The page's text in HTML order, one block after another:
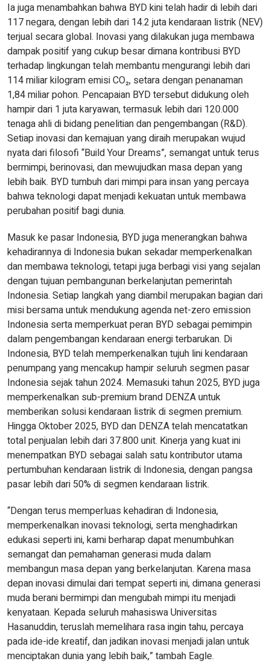
Ia juga menambahkan bahwa BYD kini telah hadir di lebih dari
117 negara, dengan lebih dari 14.2 juta kendaraan listrik (NEV)
terjual secara global. Inovasi yang dilakukan juga membawa
dampak positif yang cukup besar dimana kontribusi BYD
terhadap lingkungan telah membantu mengurangi lebih dari
114 miliar kilogram emisi CO₂, setara dengan penanaman
1,84 miliar pohon. Pencapaian BYD tersebut didukung oleh
hampir dari 1 juta karyawan, termasuk lebih dari 120.000
tenaga ahli di bidang penelitian dan pengembangan (R&D).
Setiap inovasi dan kemajuan yang diraih merupakan wujud
nyata dari filosofi “Build Your Dreams”, semangat untuk terus
bermimpi, berinovasi, dan mewujudkan masa depan yang
lebih baik. BYD tumbuh dari mimpi para insan yang percaya
bahwa teknologi dapat menjadi kekuatan untuk membawa
perubahan positif bagi dunia.
Masuk ke pasar Indonesia, BYD juga menerangkan bahwa
kehadirannya di Indonesia bukan sekadar memperkenalkan
dan membawa teknologi, tetapi juga berbagi visi yang sejalan
dengan tujuan pembangunan berkelanjutan pemerintah
Indonesia. Setiap langkah yang diambil merupakan bagian dari
misi bersama untuk mendukung agenda net-zero emission
Indonesia serta memperkuat peran BYD sebagai pemimpin
dalam pengembangan kendaraan energi terbarukan. Di
Indonesia, BYD telah memperkenalkan tujuh lini kendaraan
penumpang yang mencakup hampir seluruh segmen pasar
Indonesia sejak tahun 2024. Memasuki tahun 2025, BYD juga
memperkenalkan sub-premium brand DENZA untuk
memberikan solusi kendaraan listrik di segmen premium.
Hingga Oktober 2025, BYD dan DENZA telah mencatatkan
total penjualan lebih dari 37.800 unit. Kinerja yang kuat ini
menempatkan BYD sebagai salah satu kontributor utama
pertumbuhan kendaraan listrik di Indonesia, dengan pangsa
pasar lebih dari 50% di segmen kendaraan listrik.
“Dengan terus memperluas kehadiran di Indonesia,
memperkenalkan inovasi teknologi, serta menghadirkan
edukasi seperti ini, kami berharap dapat menumbuhkan
semangat dan pemahaman generasi muda dalam
membangun masa depan yang berkelanjutan. Karena masa
depan inovasi dimulai dari tempat seperti ini, dimana generasi
muda berani bermimpi dan mengubah mimpi itu menjadi
kenyataan. Kepada seluruh mahasiswa Universitas
Hasanuddin, teruslah memelihara rasa ingin tahu, percaya
pada ide-ide kreatif, dan jadikan inovasi menjadi jalan untuk
menciptakan dunia yang lebih baik,” tambah Eagle.